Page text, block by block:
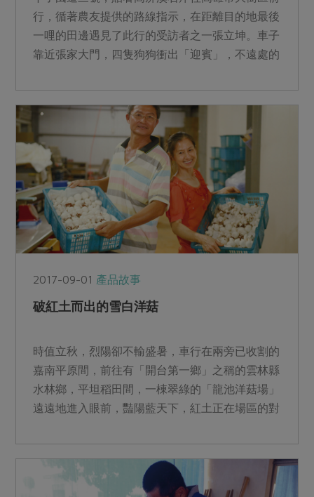
行，循著農友提供的路線指示，在距離目的地最後
一哩的田邊遇見了此行的受訪者之一張立坤。車子
靠近張家大門，四隻狗狗衝出「迎賓」，不遠處的
2017-09-01 產品故事
破紅土而出的雪白洋菇
時值立秋，烈陽卻不輸盛暑，車行在兩旁已收割的
嘉南平原間，前往有「開台第一鄉」之稱的雲林縣
水林鄉，平坦稻田間，一棟翠綠的「龍池洋菇場」
遠遠地進入眼前，豔陽藍天下，紅土正在場區的對